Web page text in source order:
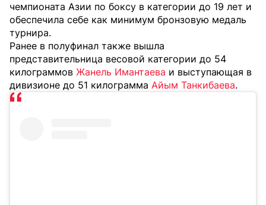
чемпионата Азии по боксу в категории до 19 лет и
обеспечила себе как минимум бронзовую медаль
турнира.
Ранее в полуфинал также вышла
представительница весовой категории до 54
килограммов Жанель Имантаева и выступающая в
дивизионе до 51 килограмма Айым Танкибаева.